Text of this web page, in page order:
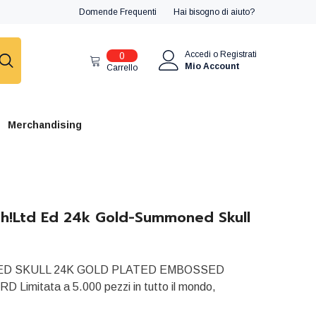
Domende Frequenti Hai bisogno di aiuto?
0
articoli
Carrello
Accedi o Registrati
Mio Account
Merchandising
Ed 24k Gold-Summoned Skull
SKULL 24K GOLD PLATED EMBOSSED
Limitata a 5.000 pezzi in tutto il mondo,